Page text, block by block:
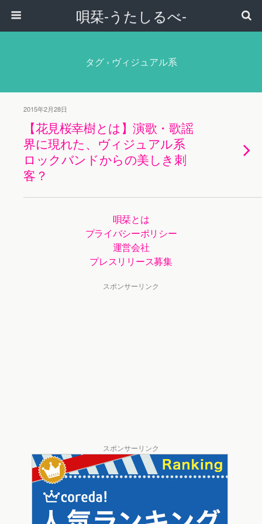
唄栞-うたしるべ-
タグ › ヴィジュアル系
2015年2月28日
【花見桜幸樹とは】演歌・歌謡
界に現れた、ヴィジュアル系
ロックバンドからの美しき刺
客？
唄栞とは
プライバシーポリシー
運営会社
プレスリリース募集
スポンサーリンク
スポンサーリンク